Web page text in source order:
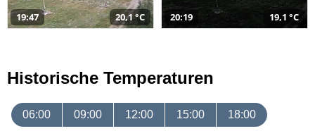
19:47 20,1 °C 20:19 19,1 °C
Historische Temperaturen
06:00 09:00 12:00 15:00 18:00